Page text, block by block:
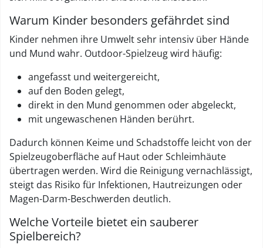
Warum Kinder besonders gefährdet sind
Kinder nehmen ihre Umwelt sehr intensiv über Hände
und Mund wahr. Outdoor-Spielzeug wird häufig:
angefasst und weitergereicht,
auf den Boden gelegt,
direkt in den Mund genommen oder abgeleckt,
mit ungewaschenen Händen berührt.
Dadurch können Keime und Schadstoffe leicht von der
Spielzeugoberfläche auf Haut oder Schleimhäute
übertragen werden. Wird die Reinigung vernachlässigt,
steigt das Risiko für Infektionen, Hautreizungen oder
Magen-Darm-Beschwerden deutlich.
Welche Vorteile bietet ein sauberer
Spielbereich?